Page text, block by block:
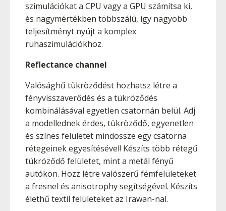
szimulációkat a CPU vagy a GPU számítsa ki,
és nagymértékben többszálú, így nagyobb
teljesítményt nyújt a komplex
ruhaszimulációkhoz.
Reflectance channel
Valósághű tükröződést hozhatsz létre a
fényvisszaverődés és a tükröződés
kombinálásával egyetlen csatornán belül. Adj
a modellednek érdes, tükröződő, egyenetlen
és színes felületet mindössze egy csatorna
rétegeinek egyesítésével! Készíts több rétegű
tükröződő felületet, mint a metál fényű
autókon. Hozz létre valószerű fémfelületeket
a fresnel és anisotrophy segítségével. Készíts
élethű textil felületeket az Irawan-nal.